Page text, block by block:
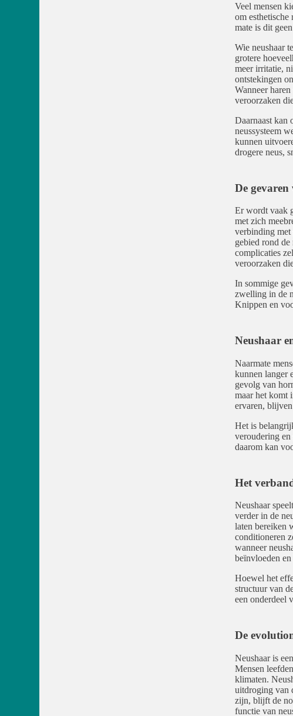
Veel mensen
om esthetische
mate is dit
Wie neushaar
grotere
meer irritatie,
ontstekingen
Wanneer
veroorzaken
Daarnaast kan
neussysteem
kunnen
drogere neus,
De
Er wordt vaak
met zich
verbinding met
gebied rond
complicaties
veroorzaken
In sommige
zwelling in de
Knippen en
Neushaar
Naarmate
kunnen langer
gevolg van
maar het komt
ervaren,
Het is
veroudering en
daarom kan
Het
Neushaar
verder in de
laten bereiken
conditioneren
wanneer
beïnvloeden
Hoewel het
structuur van
een onderdeel
De
Neushaar is
Mensen
klimaten.
uitdroging van
zijn, blijft de
functie van